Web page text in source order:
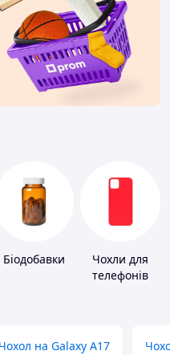
Біодобавки
Чохли для
телефонів
Чохол на Galaxy A17